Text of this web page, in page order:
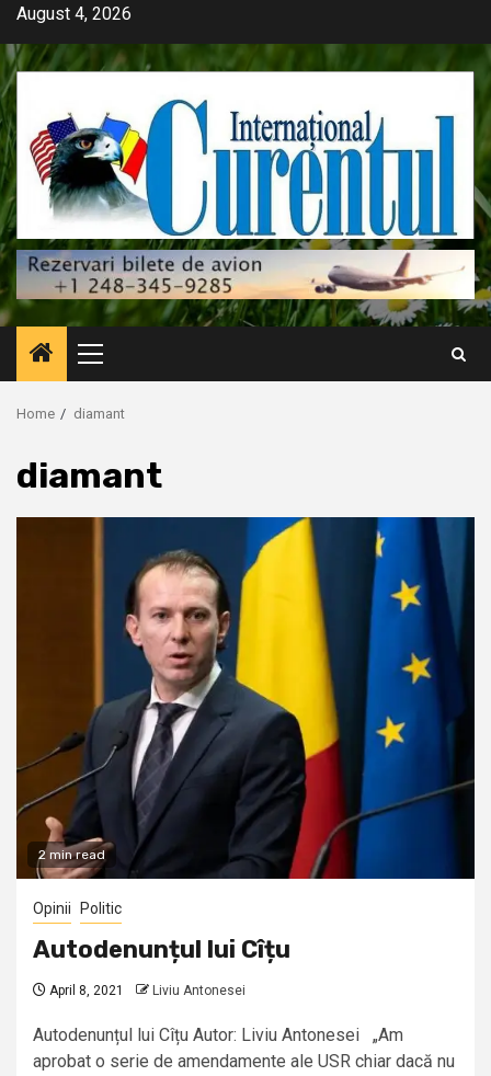
Skip
content
August 4, 2026
Primary
Menu
Home diamant
diamant
2 min read
Opinii Politic
Autodenunțul lui Cîțu
April 8, 2021 Liviu Antonesei
Autodenunțul lui Cîțu Autor: Liviu Antonesei „Am
aprobat o serie de amendamente ale USR chiar dacă nu